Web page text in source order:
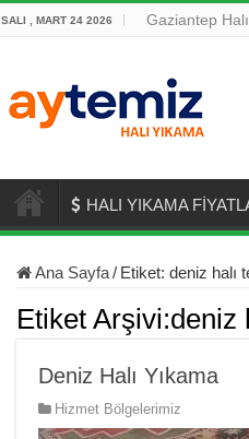
SALI , MART 24 2026 Gaziantep
HALI YIKAMA
Ana Sayfa / Etiket: deniz halı
Etiket Arşivi:deniz
Deniz Halı Yıkama
Hizmet Bölgelerimiz